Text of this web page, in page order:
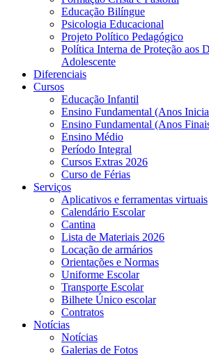
Educação Bilíngue
Psicologia Educacional
Projeto Político Pedagógico
Política Interna de Proteção aos
Adolescente
Diferenciais
Cursos
Educação Infantil
Ensino Fundamental (Anos
Ensino Fundamental (Anos
Ensino Médio
Período Integral
Cursos Extras 2026
Curso de Férias
Serviços
Aplicativos e ferramentas virtuais
Calendário Escolar
Cantina
Lista de Materiais 2026
Locação de armários
Orientações e Normas
Uniforme Escolar
Transporte Escolar
Bilhete Único escolar
Contratos
Notícias
Notícias
Galerias de Fotos